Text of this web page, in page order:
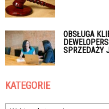
OBSŁUGA
SPRZEDAŻY
KATEGORIE
Kategorie